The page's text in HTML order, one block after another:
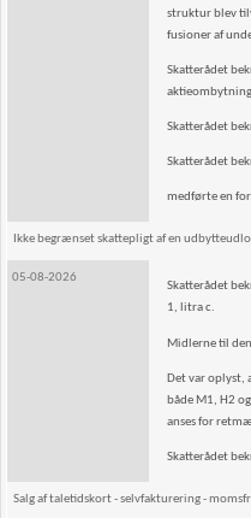
struktur blev
fusioner af
Skatterådet
Skatterådet
Skatterådet
medførte en
Ikke begrænset skattepligt af en
05-08-2026
Skatterådet
1, litra c.
Midlerne til
Det var oplyst,
både M1, H2
anses for
Skatterådet
Salg af taletidskort - selvfakturering -